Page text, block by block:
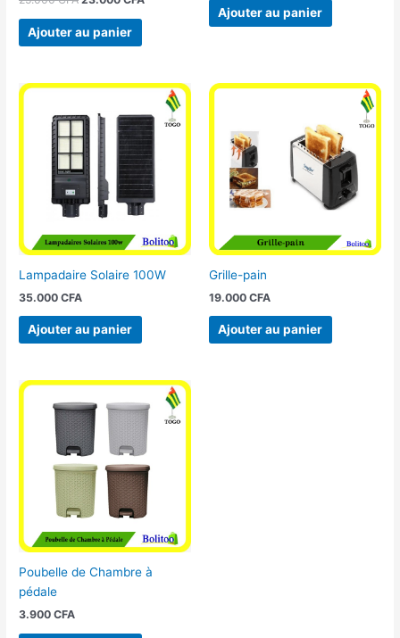
Ajouter au panier
Ajouter au panier
Lampadaire Solaire 100W
35.000CFA
Ajouter au panier
Grille-pain
19.000 CFA
Ajouter au panier
Poubelle de Chambre à
pédale
3.900CFA